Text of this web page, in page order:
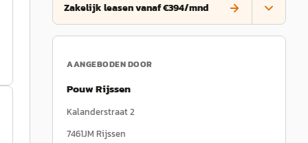
Zakelijk leasen vanaf €394/mnd
AANGEBODEN DOOR
Pouw Rijssen
Kalanderstraat 2
7461JM Rijssen